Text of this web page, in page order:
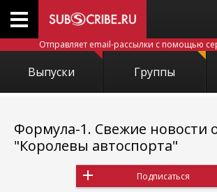
Отправляет email-рассылки с помощью
Выпуски Группы
Формула-1. Свежие новости
"Королевы автоспорта"
Подписаться